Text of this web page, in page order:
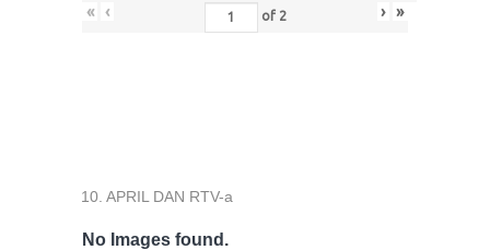
« ‹ of 2 › »
10. APRIL DAN RTV-a
No Images found.